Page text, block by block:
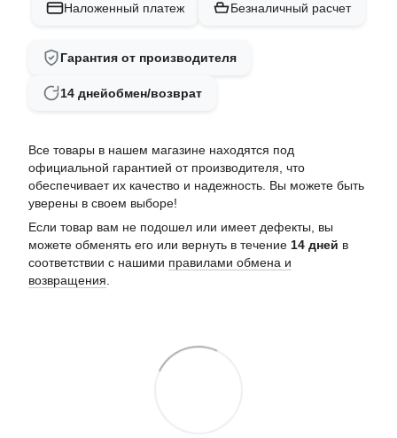
Наложенный платеж Безналичный расчет
Гарантия от производителя
14 днейобмен/возврат
Все товары в нашем магазине находятся под
официальной гарантией от производителя, что
обеспечивает их качество и надежность. Вы можете быть
уверены в своем выборе!
Если товар вам не подошел или имеет дефекты, вы
можете обменять его или вернуть в течение 14 дней в
соответствии с нашими правилами обмена и
возвращения